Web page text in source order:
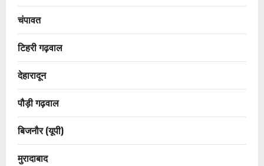
चंपावत
टिहरी गढ़वाल
देहारादून
पौड़ी गढ़वाल
बिजनौर (यूपी)
मुरादाबाद